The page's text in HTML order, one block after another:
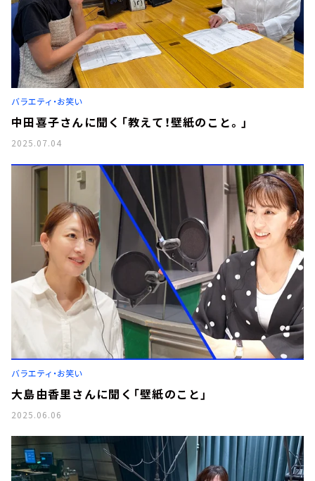
バラエティ・お笑い
中田喜子さんに聞く「教えて！壁紙のこと。」
2025.07.04
バラエティ・お笑い
大島由香里さんに聞く「壁紙のこと」
2025.06.06